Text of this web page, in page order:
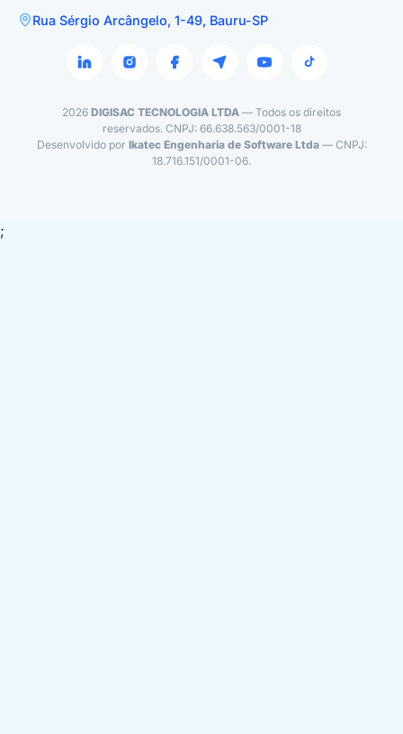
Rua Sérgio Arcângelo, 1-49, Bauru-SP
2026 DIGISAC TECNOLOGIA LTDA — Todos os direitos
reservados. CNPJ: 66.638.563/0001-18
Desenvolvido por Ikatec Engenharia de Software Ltda— CNPJ:
18.716.151/0001-06.
;